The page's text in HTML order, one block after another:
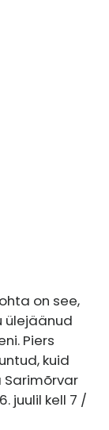
on see,
ülejäänud
Piers
kuid
juulil kell 7 /